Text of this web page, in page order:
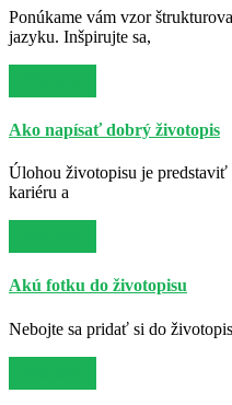
Ponúkame vám vzor
jazyku. Inšpirujte sa,
Ako napísať dobrý životopis
Úlohou životopisu je predstaviť
kariéru a
Akú fotku do životopisu
Nebojte sa pridať si do